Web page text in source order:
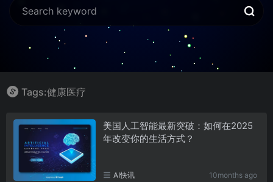
Tags:健康医疗
美国人工智能最新突破：如何在2025
年改变你的生活方式？
AI快讯 10months ago